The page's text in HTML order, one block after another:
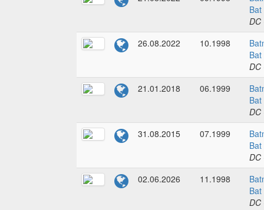
DC
26.08.2022
10.1998
DC
21.01.2018
06.1999
DC
31.08.2015
07.1999
DC
02.06.2026
11.1998
DC